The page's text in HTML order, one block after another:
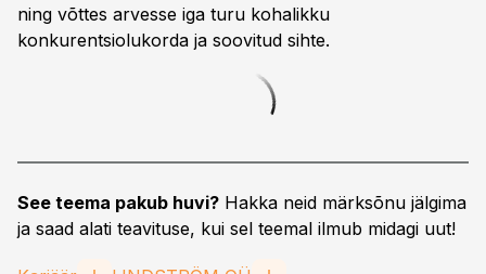
ning võttes arvesse iga turu kohalikku
konkurentsiolukorda ja soovitud sihte.
See teema pakub huvi? Hakka neid märksõnu jälgima
ja saad alati teavituse, kui sel teemal ilmub midagi uut!